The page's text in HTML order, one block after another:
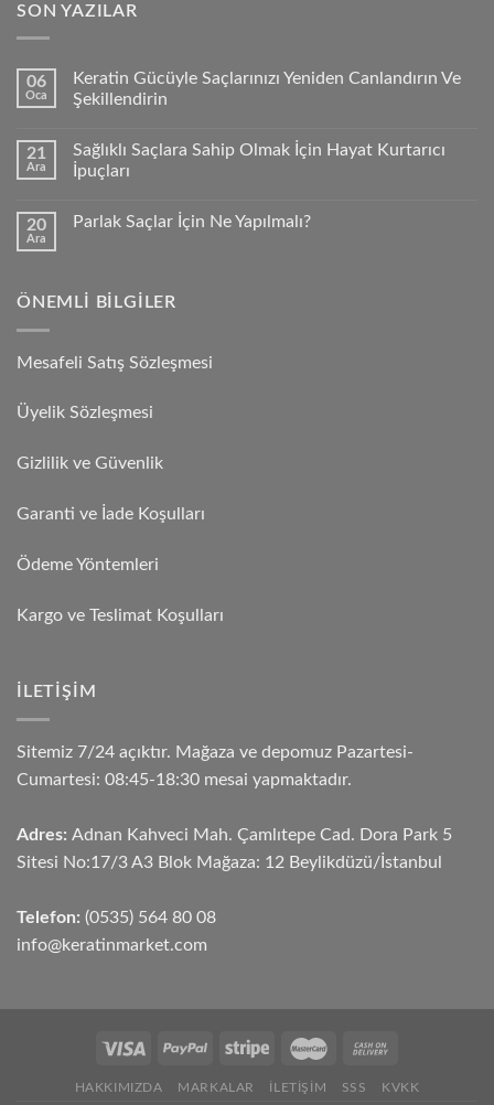
SON YAZILAR
06
Oca
Keratin Gücüyle Saçlarınızı Yeniden Canlandırın Ve
Şekillendirin
21
Ara
Sağlıklı Saçlara Sahip Olmak İçin Hayat Kurtarıcı
İpuçları
20
Ara
Parlak Saçlar İçin Ne Yapılmalı?
ÖNEMLI BILGILER
Mesafeli Satış Sözleşmesi
Üyelik Sözleşmesi
Gizlilik ve Güvenlik
Garanti ve İade Koşulları
Ödeme Yöntemleri
Kargo ve Teslimat Koşulları
İLETIŞIM
Sitemiz 7/24 açıktır. Mağaza ve depomuz Pazartesi-
Cumartesi: 08:45-18:30 mesai yapmaktadır.
Adres: Adnan Kahveci Mah. Çamlıtepe Cad. Dora Park 5
Sitesi No:17/3 A3 Blok Mağaza: 12 Beylikdüzü/İstanbul
Telefon: (0535) 564 80 08
info@keratinmarket.com
HAKKIMIZDA MARKALAR İLETIŞIM SSS KVKK